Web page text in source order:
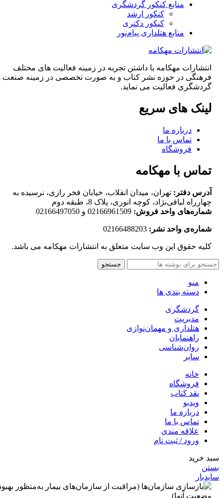
منابع کنکور گردشگری
کنکور ارشد
کنکور دکتری
منابع هتلداری پیام‌نور
انتشارات مهکامه با داشتن تجربه در زمینه فعالیت های مختلف
فرهنگی در حوزه نشر کتاب و به صورت تخصصی در زمینه صنعت
گردشگری فعالیت می نماید.
لینک های سریع
درباره ما
تماس با ما
فروشگاه
تماس با مهکامه
آدرس دفتر: تهران، میدان انقلاب، خیابان فخر رازی، نرسیده به
چهارراه لبافی‌نژاد، کوچه انوری، پلاک 8، طبقه دوم
شماره‌های واحد فروش: 02166961509 و 02166497050
شماره‌‌ی واحد نشر:
کلیه حقوق این وب سایت متعلق به انتشارات مهکامه می باشد.
جستجو
منو
دسته بندی ها
گردشگری
مدیریت
هتلداری و مهمان‌نوازی
راهنمایان
روان‌شناسی
سایر
خانه
فروشگاه
نقد کتاب
ویدیو
درباره‌ ما
تماس با ما
علاقه مندی
ورود / ثبت نام
سبد خرید
بستن
سایدبار